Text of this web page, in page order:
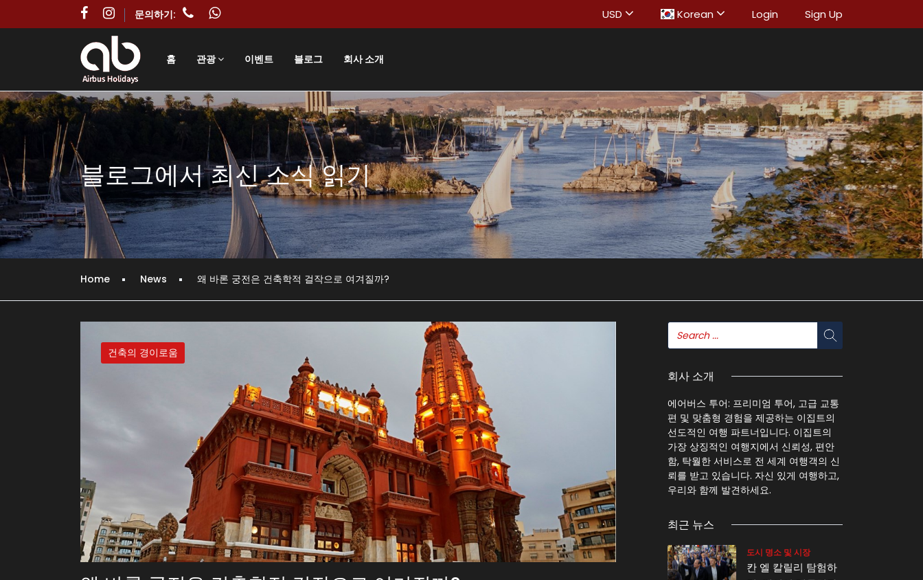
문의하기: USD Korean Login Sign Up
홈 관광 이벤트 블로그 회사 소개
블로그에서 최신 소식 읽기
Home News 왜 바론 궁전은 건축학적 걸작으로 여겨질까?
건축의 경이로움
회사 소개
에어버스 투어: 프리미엄 투어, 고급 교통
편 및 맞춤형 경험을 제공하는 이집트의
선도적인 여행 파트너입니다. 이집트의
가장 상징적인 여행지에서 신뢰성, 편안
함, 탁월한 서비스로 전 세계 여행객의 신
뢰를 받고 있습니다. 자신 있게 여행하고,
우리와 함께 발견하세요.
최근 뉴스
도시 명소 및 시장
칸 엘 칼릴리 탐험하